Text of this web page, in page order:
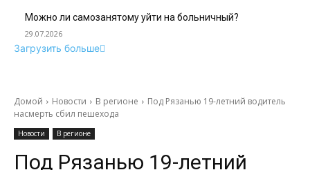
Можно ли самозанятому уйти на больничный?
29.07.2026
Загрузить больше